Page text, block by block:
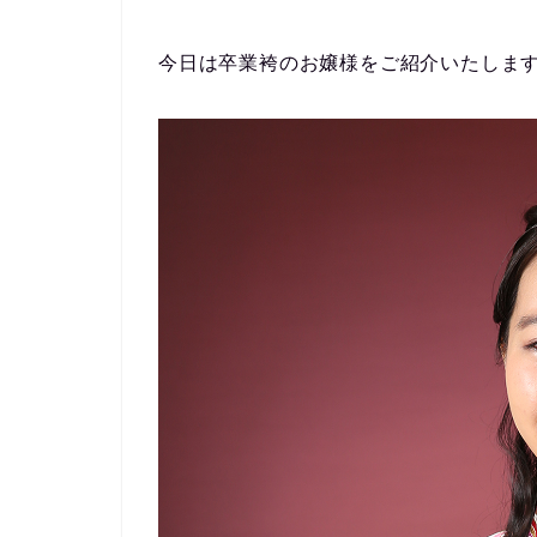
今日は卒業袴のお嬢様をご紹介いたしま